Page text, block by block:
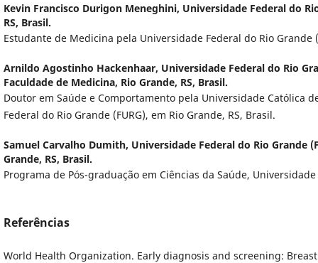
Kevin Francisco Durigon Meneghini, Universidade Federal do
RS, Brasil.
Estudante de Medicina pela Universidade Federal do Rio Grande
Arnildo Agostinho Hackenhaar, Universidade Federal do Rio
Faculdade de Medicina, Rio Grande, RS, Brasil.
Doutor em Saúde e Comportamento pela Universidade Católica
Federal do Rio Grande (FURG), em Rio Grande, RS, Brasil.
Samuel Carvalho Dumith, Universidade Federal do Rio Grande
Grande, RS, Brasil.
Programa de Pós-graduação em Ciências da Saúde,
Referências
World Health Organization. Early diagnosis and screening: